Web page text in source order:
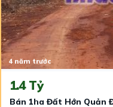
4 năm trước
1.4 Tỷ
Bán 1ha Đất Hớn Quản